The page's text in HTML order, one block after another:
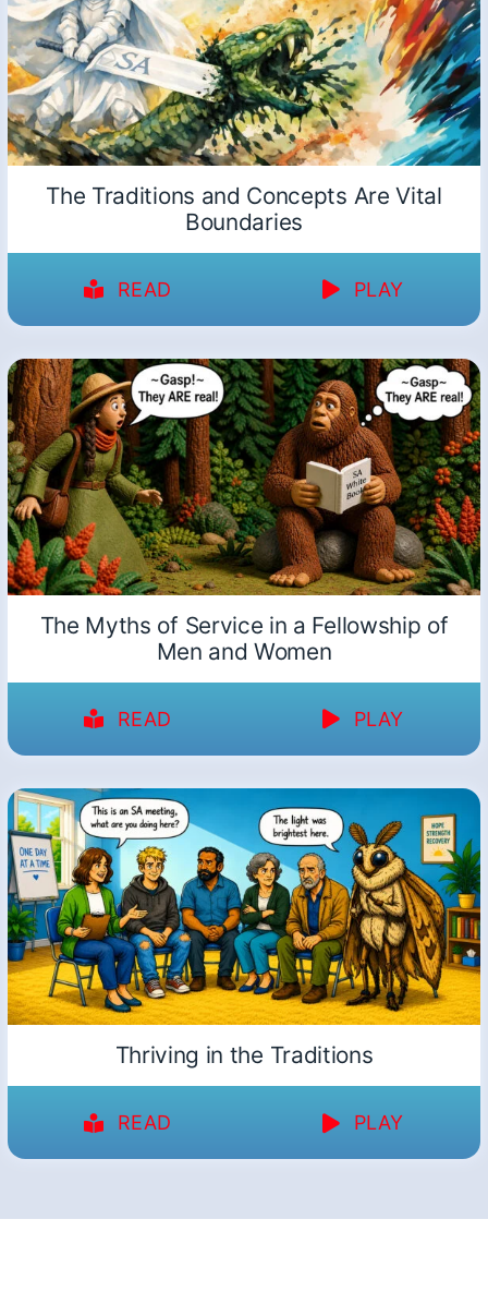
The Traditions and Concepts Are Vital
Boundaries
READ PLAY
The Myths of Service in a Fellowship of
Men and Women
READ PLAY
Thriving in the Traditions
READ PLAY